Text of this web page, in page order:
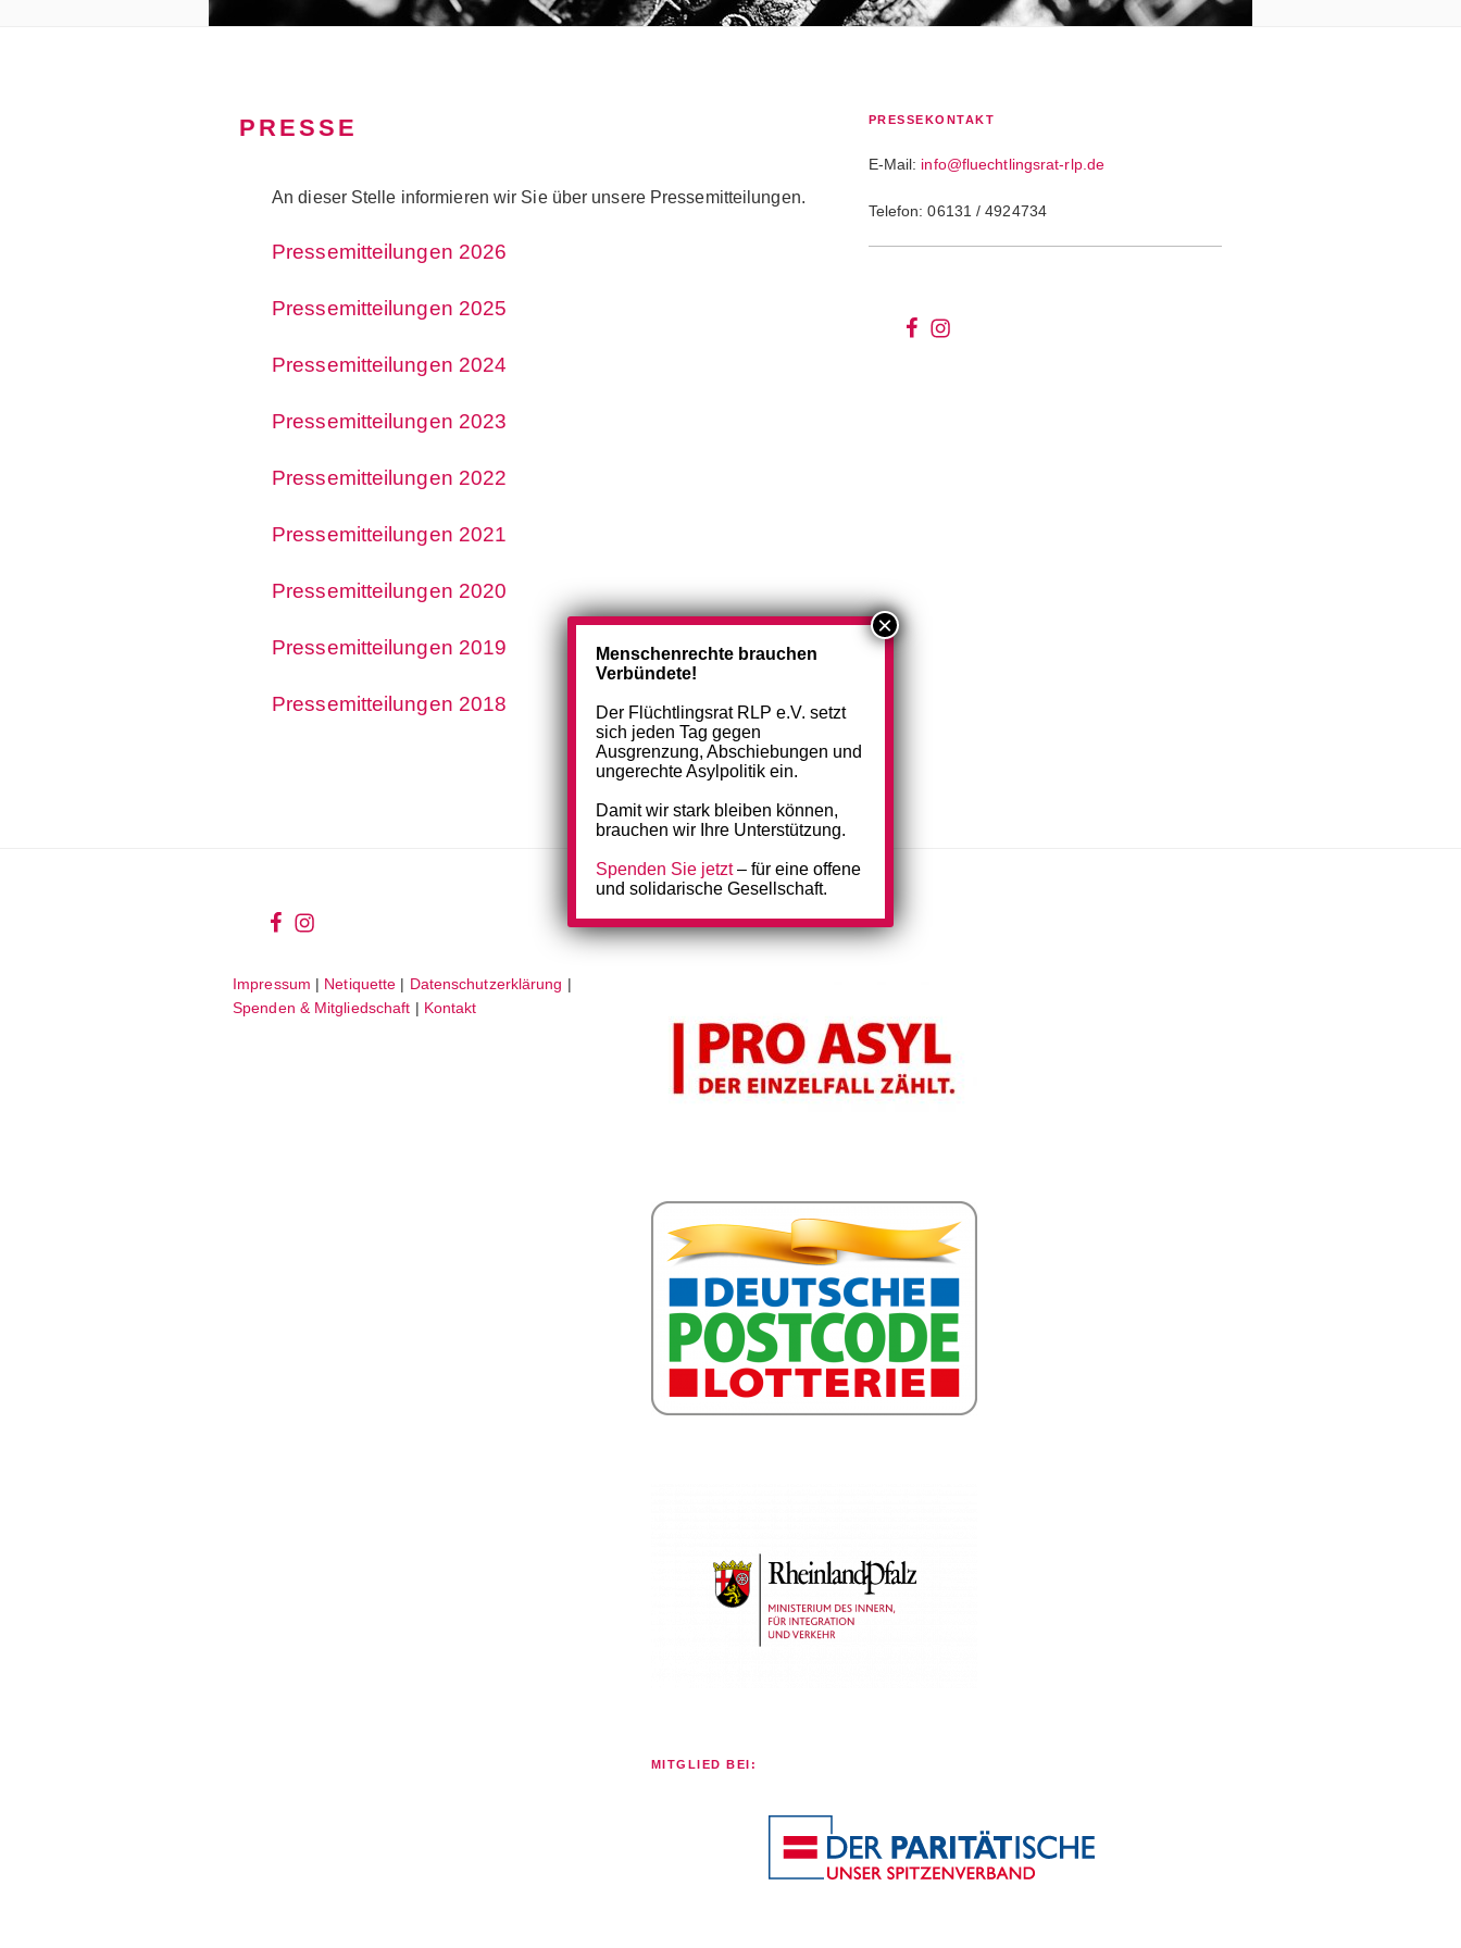
PRESSE
An dieser Stelle informieren wir Sie über unsere Pressemitteilungen.
Pressemitteilungen 2026
Pressemitteilungen 2025
Pressemitteilungen 2024
Pressemitteilungen 2023
Pressemitteilungen 2022
Pressemitteilungen 2021
Pressemitteilungen 2020
Pressemitteilungen 2019
Pressemitteilungen 2018
PRESSEKONTAKT
E-Mail: info@fluechtlingsrat-rlp.de
Telefon: 06131 / 4924734
wir wir
wir
facebook
wir
instagram
Impressum | Netiquette | Datenschutzerklärung |
Spenden & Mitgliedschaft | Kontakt
GEFÖRDERT VON:
MITGLIED BEI:
Menschenrechte brauchen
Verbündete!
Der Flüchtlingsrat RLP e.V. setzt
sich jeden Tag gegen
Ausgrenzung, Abschiebungen und
ungerechte Asylpolitik ein.
Damit wir stark bleiben können,
brauchen wir Ihre Unterstützung.
Spenden Sie jetzt– für eine offene
und solidarische Gesellschaft.